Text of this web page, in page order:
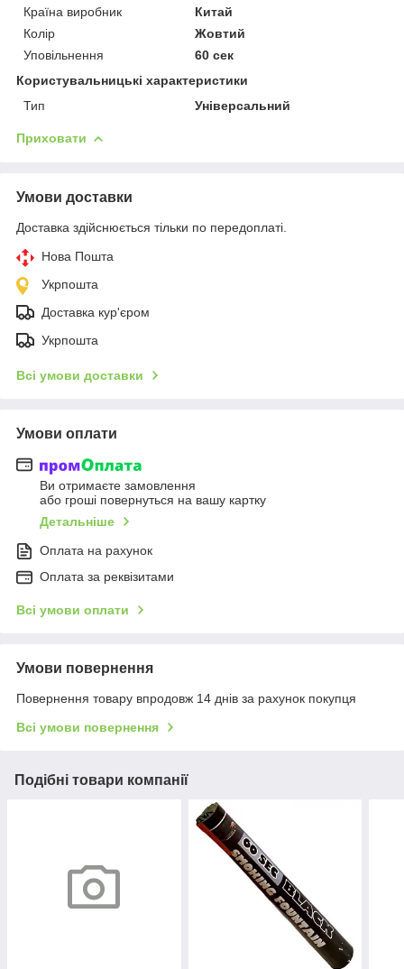
Країна виробник
Китай
Колір
Жовтий
Уповільнення
60 сек
Користувальницькі характеристики
Тип
Універсальний
Приховати
Умови доставки
Доставка здійснюється тільки по передоплаті.
Нова Пошта
Укрпошта
Доставка кур'єром
Укрпошта
Всі умови доставки
Умови оплати
Ви отримаєте замовлення
або гроші повернуться на вашу картку
Детальніше
Оплата на рахунок
Оплата за реквізитами
Всі умови оплати
Умови повернення
Повернення товару впродовж 14 днів за рахунок покупця
Всі умови повернення
Подібні товари компанії